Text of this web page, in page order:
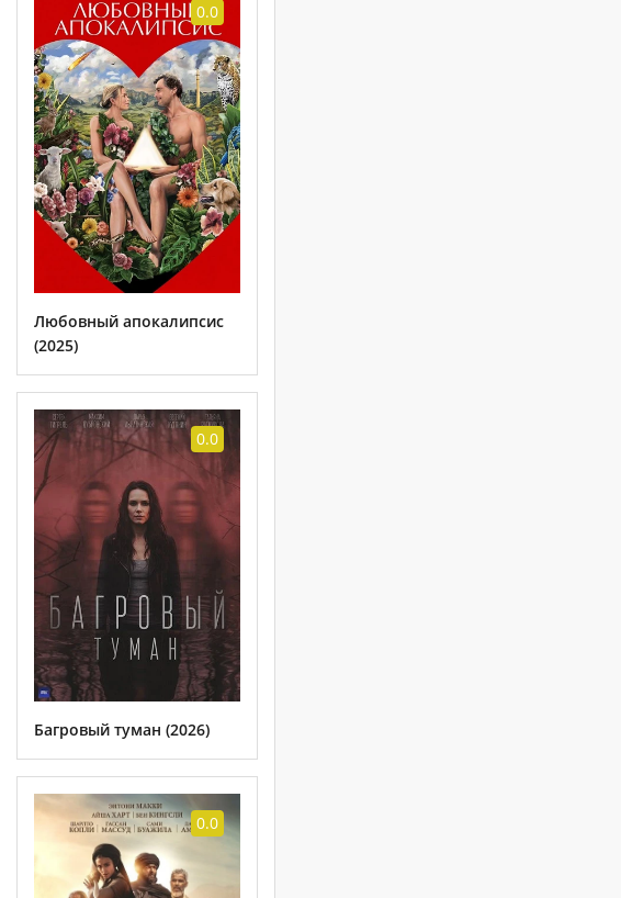
0.0
Любовный апокалипсис
(2025)
0.0
Багровый туман (2026)
0.0